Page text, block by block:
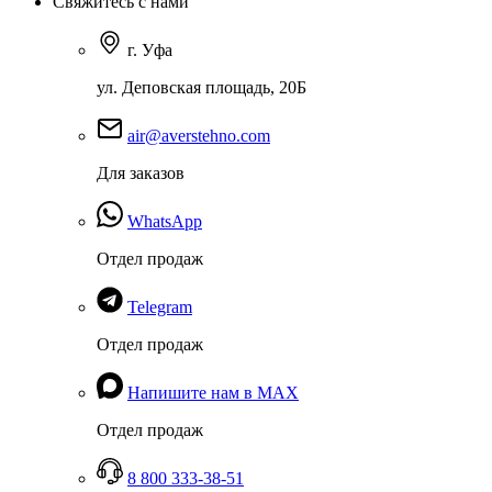
г. Уфа
ул. Деповская площадь, 20Б
air@averstehno.com
Для заказов
WhatsApp
Отдел продаж
Telegram
Отдел продаж
Напишите нам в MAX
Отдел продаж
8 800 333-38-51